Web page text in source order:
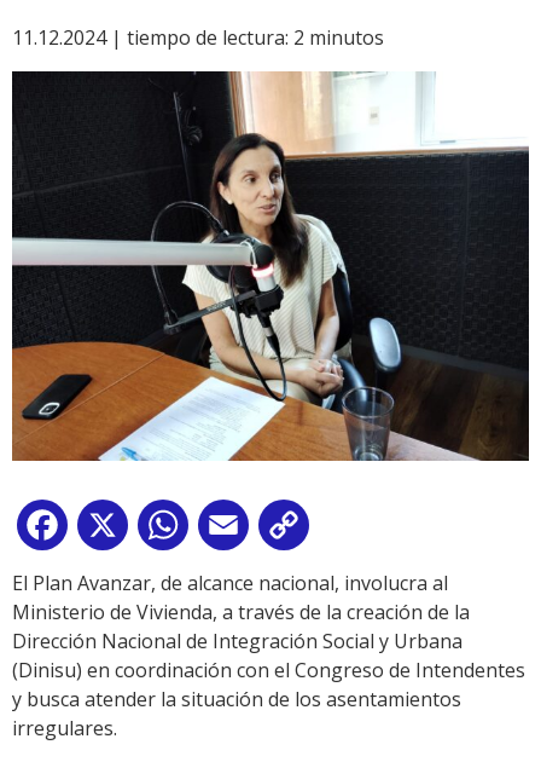
11.12.2024 | tiempo de lectura: 2 minutos
Facebook
X WhatsApp
Email
Link
El Plan Avanzar, de alcance nacional, involucra al
Ministerio de Vivienda, a través de la creación de la
Dirección Nacional de Integración Social y Urbana
(Dinisu) en coordinación con el Congreso de Intendentes
y busca atender la situación de los asentamientos
irregulares.